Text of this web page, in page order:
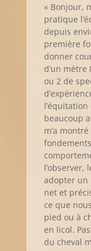
« Bonjour,
pratique
depuis
première
donner
d’un
ou 2 de
beaucoup
m’a
l’observer,
adopter un
net et
ce que
pied ou à
en licol.
du cheval